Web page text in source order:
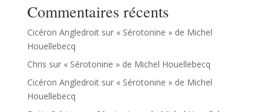
Commentaires récents
Cicéron Angledroitsur « Sérotonine » de Michel
Houellebecq
Chris sur « Sérotonine » de Michel Houellebecq
Cicéron Angledroitsur « Sérotonine » de Michel
Houellebecq